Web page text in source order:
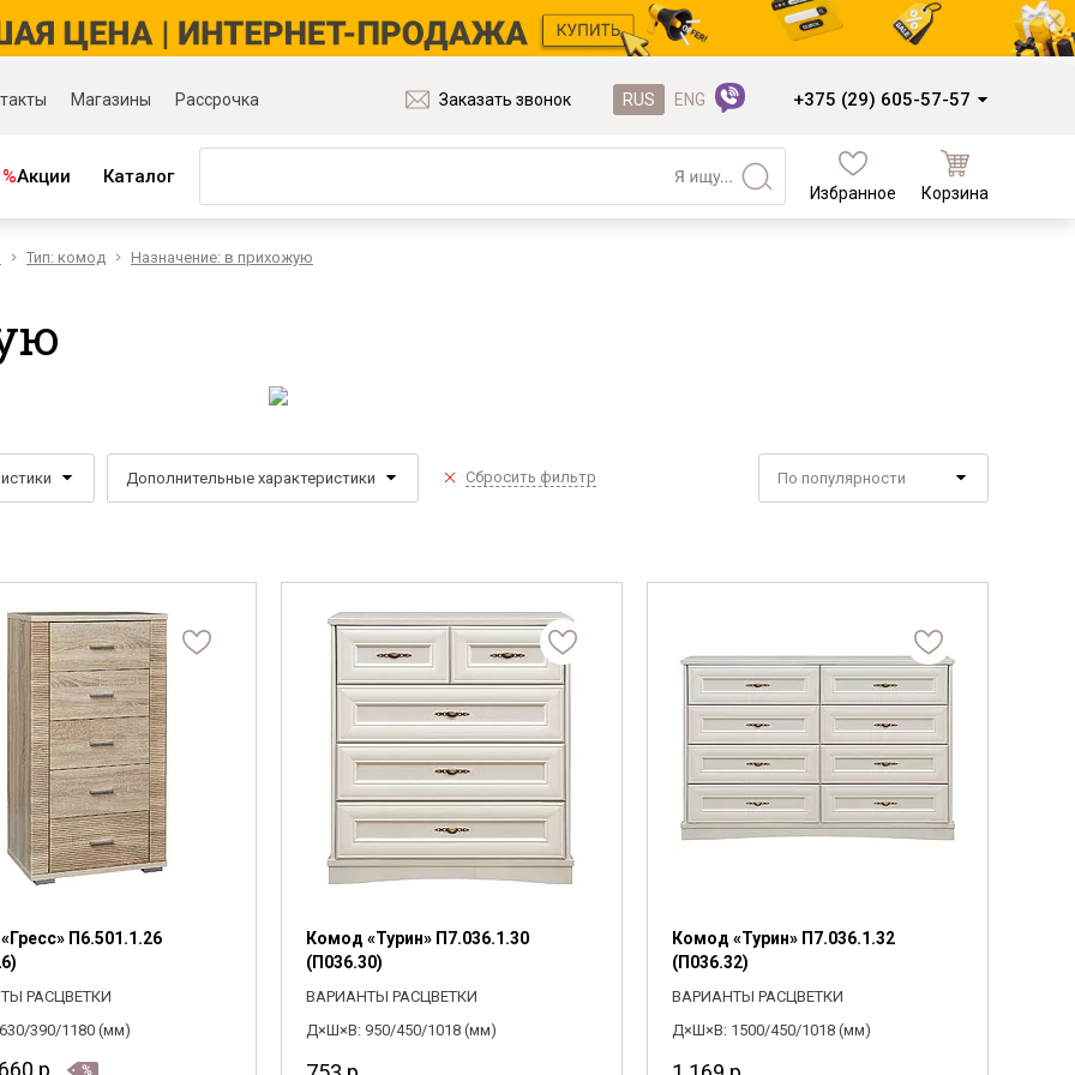
Магазины Рассрочка Заказать звонок RUS ENG +375 (29) 605-57-57
%Акции Каталог
мебель
спальни
детской
столовой
группы
полки, вешалки, подставки
Матрасы и товары для сна
Наматрасники
Плед
Постельное бельё
Наполнение кухонь
Деревообработка
Топливные брикеты
Щепа древесная
Комнаты Коллекции
Избранное Корзина
Тип: комод Назначение: в прихожую
ПОДОБРАТЬ
Дополнительные характеристики Сбросить фильтр По популярности
П6.501.1.26
РАСЦВЕТКИ
390/1180 (мм)
660 р.
Комод «Турин» П7.036.1.30
(П036.30)
ВАРИАНТЫ РАСЦВЕТКИ
Д×Ш×В: 950/450/1018 (мм)
Комод «Турин» П7.036.1.32
(П036.32)
ВАРИАНТЫ РАСЦВЕТКИ
Д×Ш×В: 1500/450/1018 (мм)